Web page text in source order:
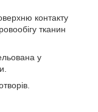
контакту
тканин
у